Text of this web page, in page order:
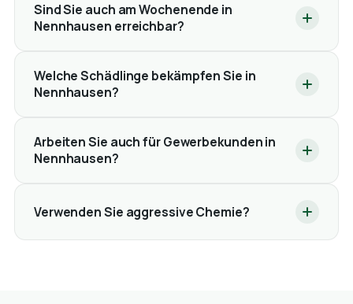
Sind Sie auch am Wochenende in
Nennhausen erreichbar?
Welche Schädlinge bekämpfen Sie in
Nennhausen?
Arbeiten Sie auch für Gewerbekunden in
Nennhausen?
Verwenden Sie aggressive Chemie?